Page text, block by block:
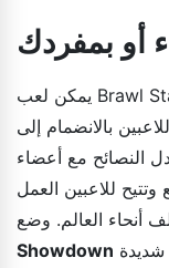
أو بمفردك
يمكن لعب Brawl Stars بشكل فردي أو مع الأصدقاء. تتميز
بالانضمام إلى
النصائح مع أعضاء
وتتيح للاعبين العمل
أنحاء العالم. وضع
Showdown